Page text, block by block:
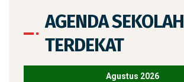
AGENDA SEKOLAH
TERDEKAT
Agustus 2026